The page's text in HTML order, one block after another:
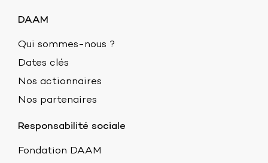
DAAM
Qui sommes-nous ?
Dates clés
Nos actionnaires
Nos partenaires
Responsabilité sociale
Fondation DAAM